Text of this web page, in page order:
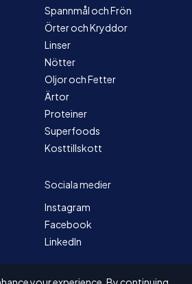
Spannmål och Frön
Örter och Kryddor
Linser
Nötter
Oljor och Fetter
Ärtor
Proteiner
Superfoods
Kosttillskott
Sociala medier
Instagram
Facebook
LinkedIn